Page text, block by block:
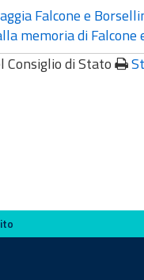
Falcone e
memoria di Falcone
Consiglio di Stato